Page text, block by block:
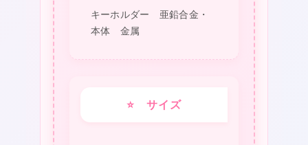
キーホルダー 亜鉛合金・
本体 金属
⭐ サイズ